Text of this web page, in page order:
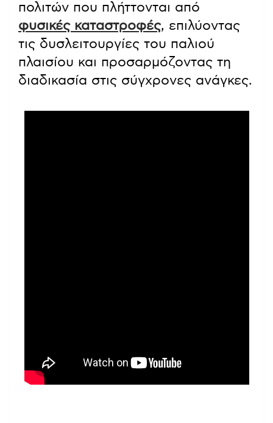
πολιτών που πλήττονται από
φυσικές καταστροφές, επιλύοντας
τις δυσλειτουργίες του παλιού
πλαισίου και προσαρμόζοντας τη
διαδικασία στις σύγχρονες ανάγκες.